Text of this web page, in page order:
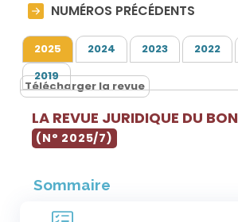
NUMÉROS PRÉCÉDENTS
2025 2024 2023 2022
2019
Télécharger la revue
LA REVUE JURIDIQUE DU
(N° 2025/7)
Sommaire